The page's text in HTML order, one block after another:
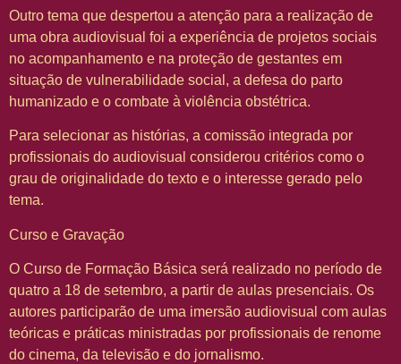
Outro tema que despertou a atenção para a realização de
uma obra audiovisual foi a experiência de projetos sociais
no acompanhamento e na proteção de gestantes em
situação de vulnerabilidade social, a defesa do parto
humanizado e o combate à violência obstétrica.
Para selecionar as histórias, a comissão integrada por
profissionais do audiovisual considerou critérios como o
grau de originalidade do texto e o interesse gerado pelo
tema.
Curso e Gravação
O Curso de Formação Básica será realizado no período de
quatro a 18 de setembro, a partir de aulas presenciais. Os
autores participarão de uma imersão audiovisual com aulas
teóricas e práticas ministradas por profissionais de renome
do cinema, da televisão e do jornalismo.